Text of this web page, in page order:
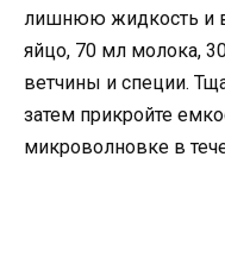
лишнюю жидкость и
яйцо, 70 мл молока,
ветчины и специи.
затем прикройте
микроволновке в